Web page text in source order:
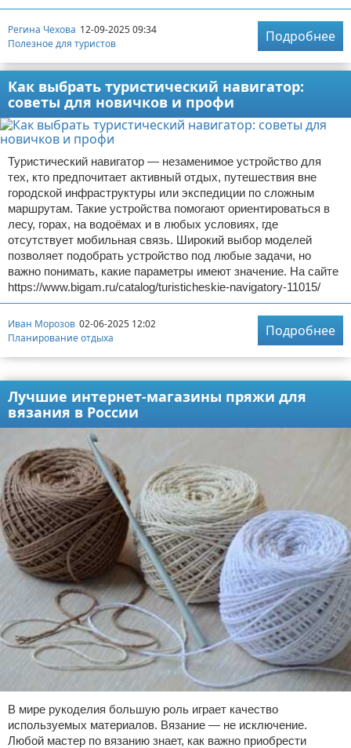
Экстримальный отдых
Разное про отдых
Регина Чехова 12-09-2025 09:34
Полезное для туристов
Подробнее
Как выбрать туристический навигатор:
советы для новичков и профи
Туристический навигатор — незаменимое устройство для
тех, кто предпочитает активный отдых, путешествия вне
городской инфраструктуры или экспедиции по сложным
маршрутам. Такие устройства помогают ориентироваться в
лесу, горах, на водоёмах и в любых условиях, где
отсутствует мобильная связь. Широкий выбор моделей
позволяет подобрать устройство под любые задачи, но
важно понимать, какие параметры имеют значение. На сайте
https://www.bigam.ru/catalog/turisticheskie-navigatory-11015/
Иван Морозов 02-06-2025 12:02
Планирование отдыха
Подробнее
Лучшие интернет-магазины пряжи для
вязания в России
В мире рукоделия большую роль играет качество
используемых материалов. Вязание — не исключение.
Любой мастер по вязанию знает, как важно приобрести